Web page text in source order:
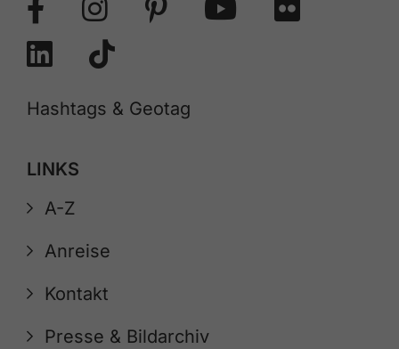
Hashtags & Geotag
LINKS
A-Z
Anreise
Kontakt
Presse & Bildarchiv